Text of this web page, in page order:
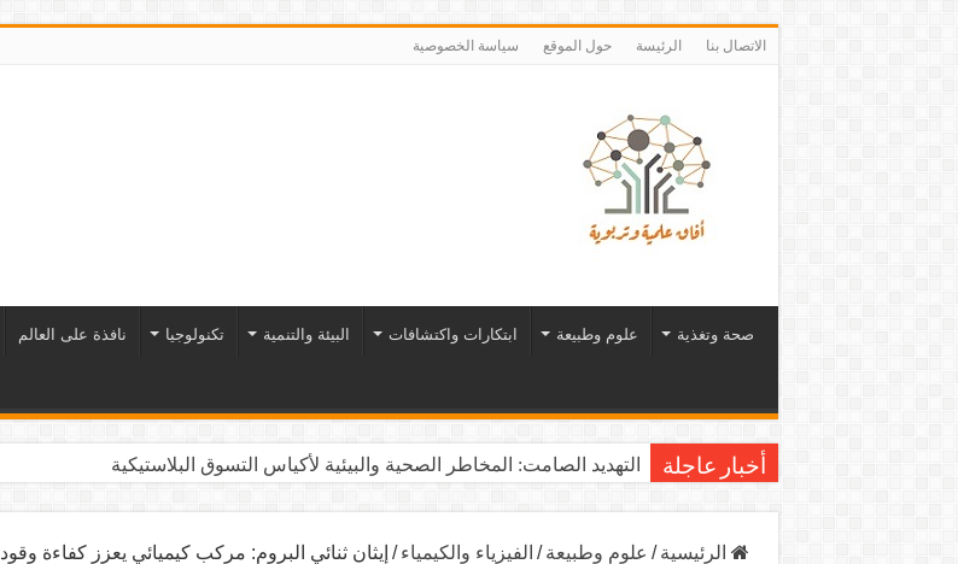
الاتصال بنا الرئيسة حول الموقع سياسة الخصوصية
صحة وتغذية علوم وطبيعة ابتكارات واكتشافات البيئة والتنمية تكنولوجيا نافذة على العالم
أخبار عاجلة التهديد الصامت: المخاطر الصحية والبيئية لأكياس التسوق البلاستيكية
الرئيسية / علوم وطبيعة / الفيزياء والكيمياء / إيثان ثنائي البروم: مركب كيميائي يعزز كفاءة وقود